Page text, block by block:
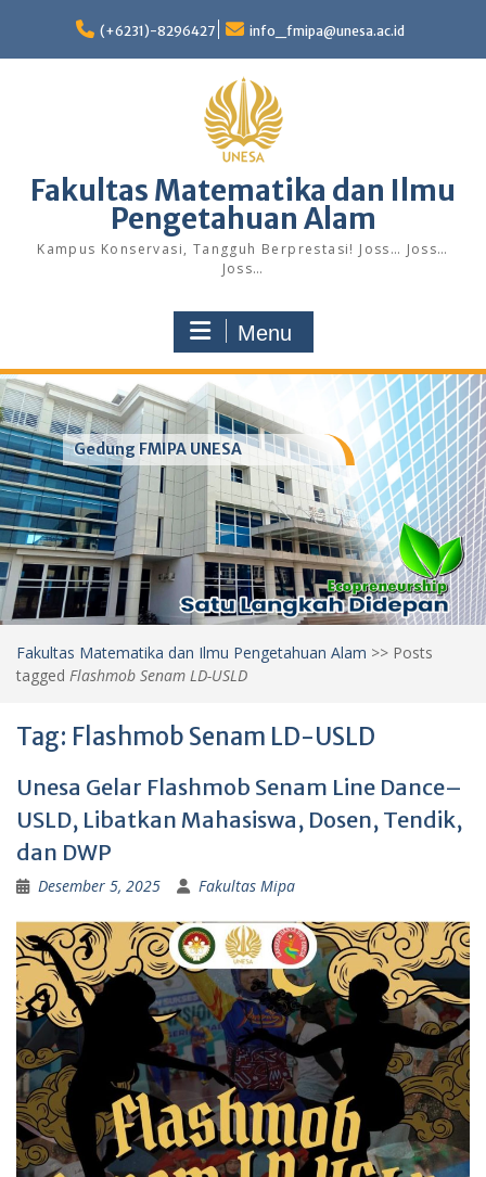
content
(+6231)-8296427 info_fmipa@unesa.ac.id
Fakultas Matematika dan Ilmu
Pengetahuan Alam
Kampus Konservasi, Tangguh Berprestasi! Joss… Joss…
Joss…
Menu
Gedung FMIPA UNESA
Fakultas Matematika dan Ilmu Pengetahuan Alam >> Posts
tagged Flashmob Senam LD-USLD
Tag: Flashmob Senam LD-USLD
Unesa Gelar Flashmob Senam Line Dance–
USLD, Libatkan Mahasiswa, Dosen, Tendik,
dan DWP
Desember 5, 2025 Fakultas Mipa